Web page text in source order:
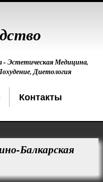
- Эстетическая Медицина,
Диетология
Контакты
Балкарская